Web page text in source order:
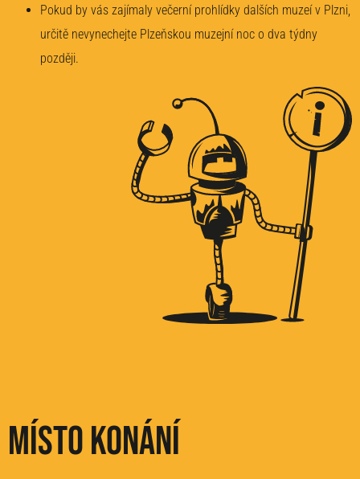
Pokud by vás zajímaly večerní prohlídky dalších muzeí v Plzni,
určitě nevynechejte Plzeňskou muzejní noc o dva týdny
později.
Místo konání